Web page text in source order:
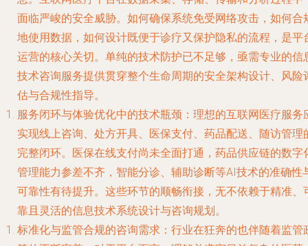
面临严峻的安全威胁。如何确保系统免受网络攻击，如何合
地使用数据，如何设计既便于诊疗又保护隐私的流程，是平
运营的核心关切。单纯的技术防护已不足够，亟需专业的信
技术咨询服务提供贯穿整个生命周期的安全架构设计、风险
估与合规性指导。
服务闭环与体验优化中的技术瓶颈 ：理想的互联网医疗服务
实现线上咨询、处方开具、医保支付、药品配送、随访管理
完整闭环。医保在线支付尚未全面打通，药品供应链的数字
管理能力参差不齐，智能分诊、辅助诊断等AI技术的准确性
可靠性有待提升。这些环节的顺畅衔接，无不依赖于精准、
靠且灵活的信息技术系统设计与咨询规划。
标准化与监管合规的咨询需求 ：行业在狂奔的也伴随着监管